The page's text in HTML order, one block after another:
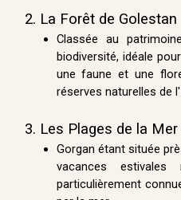
2. La Forêt de Golestan
Classée au
biodiversité, idéale
une faune et une
réserves naturelles de
3. Les Plages de la
Gorgan étant située
vacances
particulièrement